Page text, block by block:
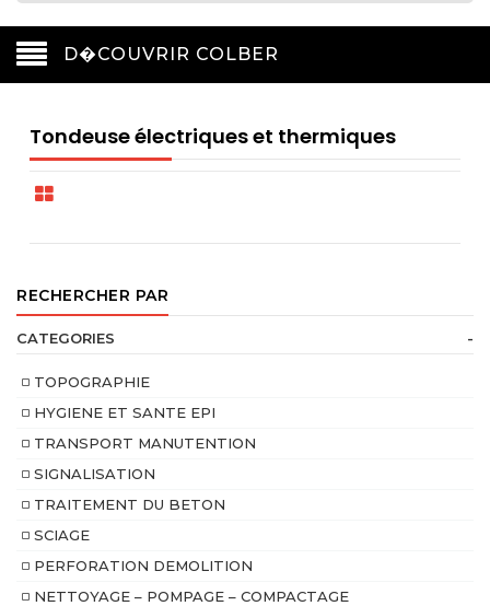
D�COUVRIR COLBER
Tondeuse électriques et thermiques
RECHERCHER PAR
CATEGORIES -
TOPOGRAPHIE
HYGIENE ET SANTE EPI
TRANSPORT MANUTENTION
SIGNALISATION
TRAITEMENT DU BETON
SCIAGE
PERFORATION DEMOLITION
NETTOYAGE – POMPAGE – COMPACTAGE